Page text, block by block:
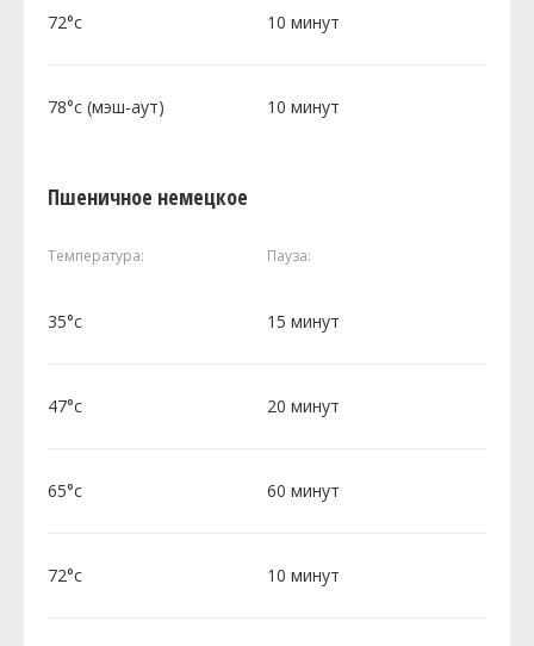
72°c 10 минут
78°c (мэш-аут) 10 минут
Пшеничное немецкое
Температура: Пауза:
35°c 15 минут
47°c 20 минут
65°c 60 минут
72°c 10 минут